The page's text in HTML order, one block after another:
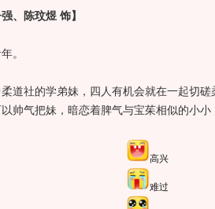
、陈玟煜 饰】
。
社的学弟妹，四人有机会就在一起切磋
帅气把妹，暗恋着脾气与宝茱相似的小
高兴
难过